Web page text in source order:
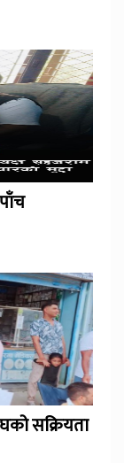
सक्रियता